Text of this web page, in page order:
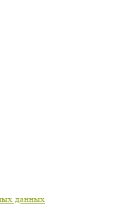
данных